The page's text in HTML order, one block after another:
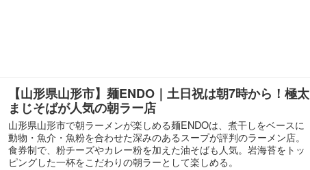
【山形県山形市】麺ENDO｜土日祝は朝7時から！極太
まじそばが人気の朝ラー店
山形県山形市で朝ラーメンが楽しめる麺ENDOは、煮干しをベースに
動物・魚介・魚粉を合わせた深みのあるスープが評判のラーメン店。
食券制で、粉チーズやカレー粉を加えた油そばも人気。岩海苔をトッ
ピングした一杯をこだわりの朝ラーとして楽しめる。